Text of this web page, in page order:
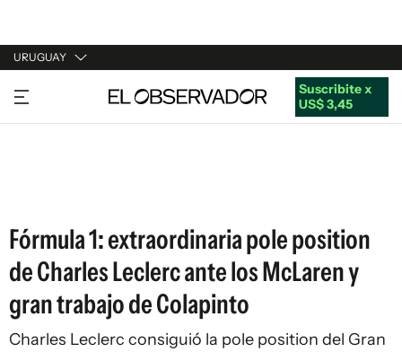
URUGUAY
URUGUAY
ARGENTINA
Suscribite x
US$ 3,45
Fórmula 1: extraordinaria pole position
de Charles Leclerc ante los McLaren y
gran trabajo de Colapinto
Charles Leclerc consiguió la pole position del Gran